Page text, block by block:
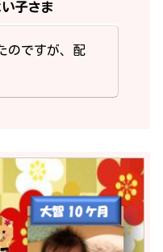
子さま
のですが、配